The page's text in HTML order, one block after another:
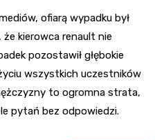
ofiarą wypadku był
kierowca renault nie
pozostawił głębokie
wszystkich uczestników
to ogromna strata,
pytań bez odpowiedzi.